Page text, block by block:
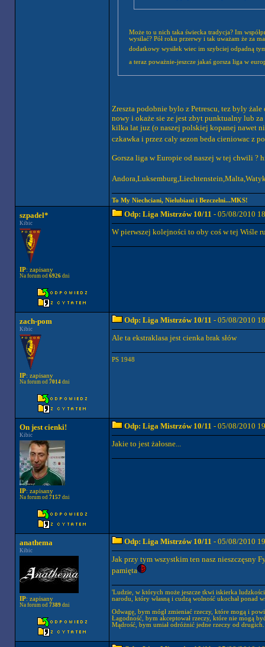
Może to u nich taka świecka tradycja? Im
wysilać? Pół roku przerwy i tak uważam że za mało, nasi powinni
dodatkowy wysiłek wiec im szybciej odpadną
a teraz poważnie-jeszcze jakaś gorsza liga w
Zreszta podobnie bylo z Petrescu, tez byly
nowy i okaże sie ze jest zbyt punktualny lub za
kilka lat juz (o naszej polskiej kopanej nawet
czkawka i przez caly sezon beda cieniowac z
Gorsza liga w Europie od naszej w tej chwili ?
To My Niechciani, Nielubiani i Bezczelni...MKS!
szpadel*
Kibic
IP: zapisany
Na forum od 6926dni
Odp: Liga Mistrzów 10/11 - 05/08/2010
W pierwszej kolejności to oby coś w tej Wiśle
zach-pom
Kibic
IP: zapisany
Na forum od 7014dni
Odp: Liga Mistrzów 10/11 - 05/08/2010
Ale ta ekstraklasa jest cienka brak słów
PS 1948
On jest cienki!
Kibic
IP: zapisany
Na forum od 7157dni
Odp: Liga Mistrzów 10/11 - 05/08/2010
Jakie to jest żałosne...
anathema
Kibic
IP: zapisany
Na forum od 7389dni
Odp: Liga Mistrzów 10/11 - 05/08/2010
Jak przy tym wszystkim ten nasz nieszczęsny
pamięta
'Ludzie, w których może jeszcze tkwi iskierka
narodu, który własną i cudzą wolność ukochał ponad
Odwagę, bym mógł zmieniać rzeczy, które mogą i
Łagodność, bym akceptował rzeczy, które nie mogą
Mądrość, bym umiał odróżnić jedne rzeczy od drugich.